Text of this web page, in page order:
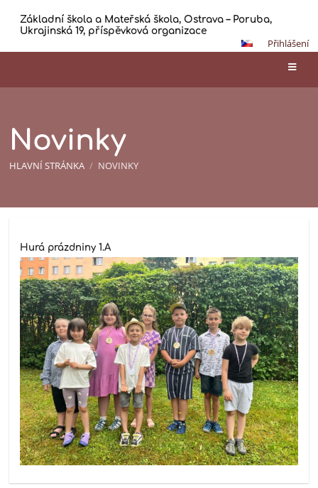
Základní škola a Mateřská škola, Ostrava – Poruba,
Ukrajinská 19, příspěvková organizace
Přihlášení
Novinky
HLAVNÍ STRÁNKA / NOVINKY
Hurá prázdniny 1.A